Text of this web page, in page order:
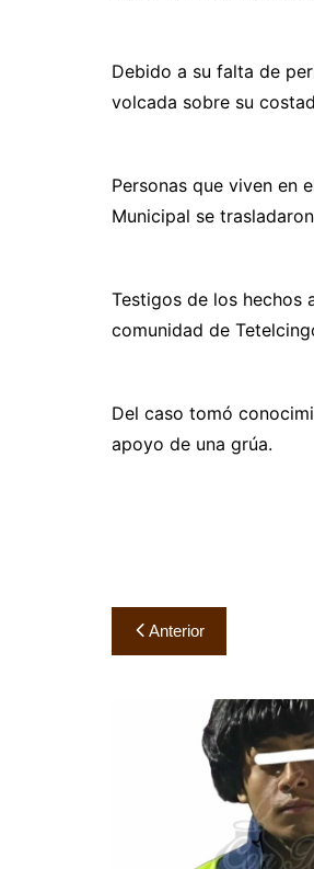
Debido a su falta de
volcada sobre su
Personas que viven en
Municipal se
Testigos de los hechos
comunidad de
Del caso tomó
apoyo de una grúa.
Navegación
de
entradas
Anterior